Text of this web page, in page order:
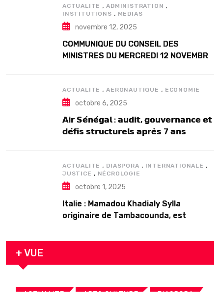
ACTUALITE ,ADMINISTRATION ,
INSTITUTIONS , MEDIAS
novembre 12, 2025
COMMUNIQUE DU CONSEIL DES
MINISTRES DU MERCREDI 12 NOVEMBRE
ACTUALITE ,AERONAUTIQUE , ECONOMIE
octobre 6, 2025
𝗔𝗶𝗿 𝗦𝗲́𝗻𝗲́𝗴𝗮𝗹 : 𝗮𝘂𝗱𝗶𝘁, 𝗴𝗼𝘂𝘃𝗲𝗿𝗻𝗮𝗻𝗰𝗲 𝗲𝘁
𝗱𝗲́𝗳𝗶𝘀 𝘀𝘁𝗿𝘂𝗰𝘁𝘂𝗿𝗲𝗹𝘀 𝗮𝗽𝗿𝗲̀𝘀 7 𝗮𝗻𝘀
ACTUALITE , DIASPORA , INTERNATIONALE ,
JUSTICE , NÉCROLOGIE
octobre 1, 2025
Italie : Mamadou Khadialy Sylla
originaire de Tambacounda, est
arrestation
+ VUE
ACTUALITE ART& CULTURE DIASPORA